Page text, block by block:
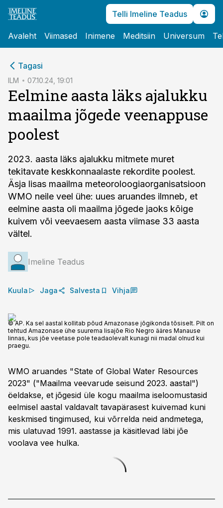
Telli Imeline Teadus
Avaleht Viimased Inimene Meditsiin Universum
Tagasi
ILM 07.10.24, 19:01
Eelmine aasta läks ajalukku
maailma jõgede veenappuse
poolest
2023. aasta läks ajalukku mitmete muret
tekitavate keskkonnaalaste rekordite poolest.
Äsja lisas maailma meteoroloogiaorganisatsioon
WMO neile veel ühe: uues aruandes ilmneb, et
eelmine aasta oli maailma jõgede jaoks kõige
kuivem või veevaesem aasta viimase 33 aasta
vältel.
Imeline Teadus
Kuula Jaga Salvesta Vihja
© AP. Ka sel aastal kollitab põud Amazonase jõgikonda tõsiselt. Pilt on
tehtud Amazonase ühe suurema lisajõe Rio Negro ääres Manause
linnas, kus jõe veetase pole teadaolevalt kunagi nii madal olnud kui
praegu.
WMO aruandes "State of Global Water Resources
2023" ("Maailma veevarude seisund 2023. aastal")
öeldakse, et jõgesid üle kogu maailma iseloomustasid
eelmisel aastal valdavalt tavapärasest kuivemad kuni
keskmised tingimused, kui võrrelda neid andmetega,
mis ulatuvad 1991. aastasse ja käsitlevad läbi jõe
voolava vee hulka.